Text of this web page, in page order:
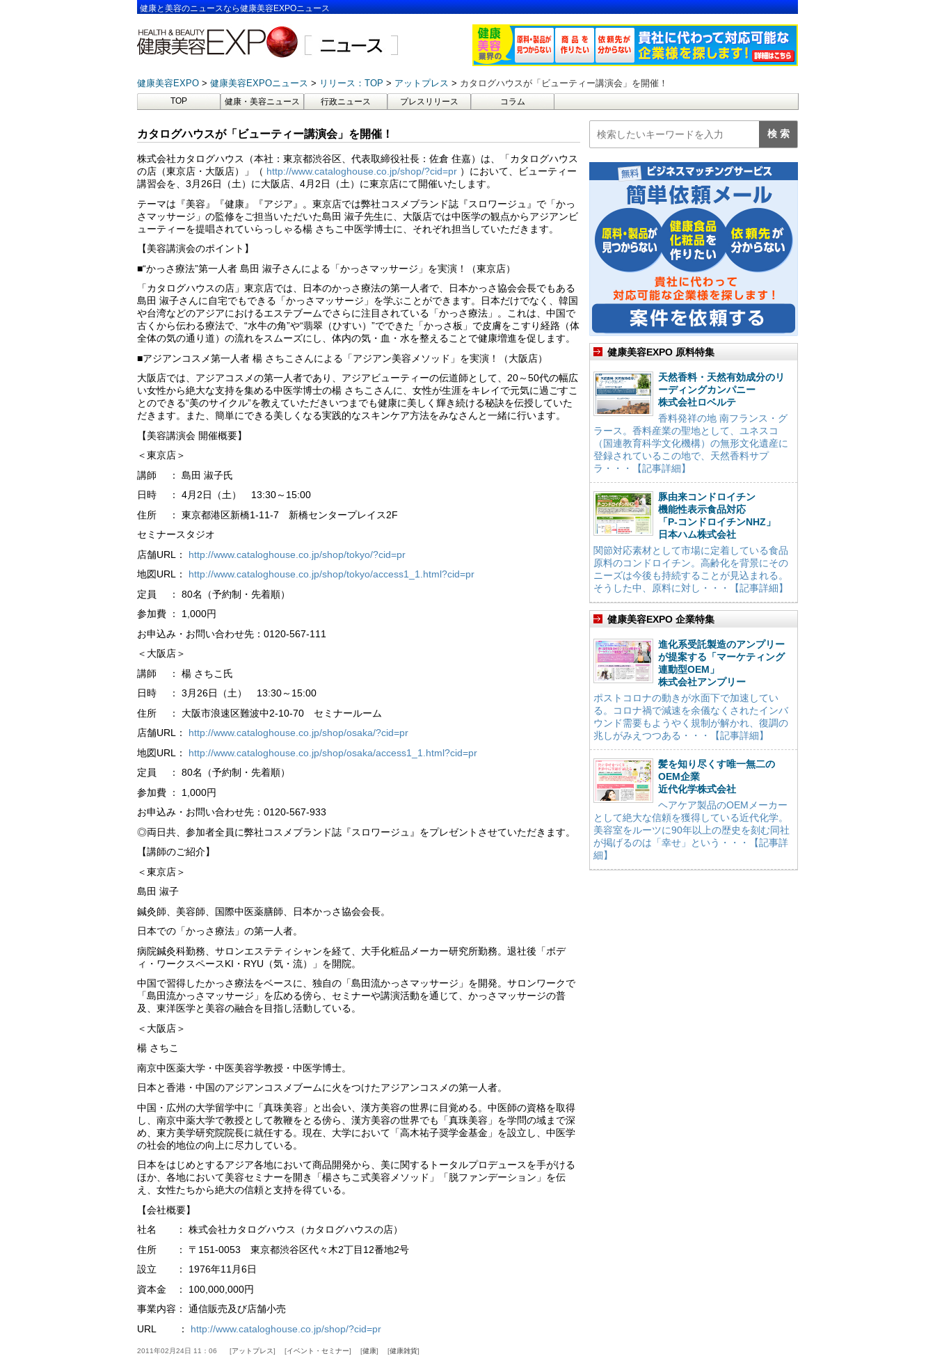
健康と美容のニュースなら健康美容EXPOニュース
健康美容EXPO 健康美容EXPOニュース リリース：TOP アットプレス カタログハウスが「ビューティー講演会」を開催！
TOP 健康・美容ニュース 行政ニュース プレスリリース コラム
カタログハウスが「ビューティー講演会」を開催！
株式会社カタログハウス（本社：東京都渋谷区、代表取締役社長：佐倉 住嘉）は、「カタログハウス
の店（東京店・大阪店）」（ http://www.cataloghouse.co.jp/shop/?cid=pr ）において、ビューティー
講習会を、3月26日（土）に大阪店、4月2日（土）に東京店にて開催いたします。
テーマは『美容』『健康』『アジア』。東京店では弊社コスメブランド誌『スロワージュ』で「かっ
さマッサージ」の監修をご担当いただいた島田 淑子先生に、大阪店では中医学の観点からアジアンビ
ューティーを提唱されていらっしゃる楊 さちこ中医学博士に、それぞれ担当していただきます。
【美容講演会のポイント】
■“かっさ療法”第一人者 島田 淑子さんによる「かっさマッサージ」を実演！（東京店）
「カタログハウスの店」東京店では、日本のかっさ療法の第一人者で、日本かっさ協会会長でもある
島田 淑子さんに自宅でもできる「かっさマッサージ」を学ぶことができます。日本だけでなく、韓国
や台湾などのアジアにおけるエステブームでさらに注目されている「かっさ療法」。これは、中国で
古くから伝わる療法で、“水牛の角”や“翡翠（ひすい）”でできた「かっさ板」で皮膚をこすり経路（体
全体の気の通り道）の流れをスムーズにし、体内の気・血・水を整えることで健康増進を促します。
■アジアンコスメ第一人者 楊 さちこさんによる「アジアン美容メソッド」を実演！（大阪店）
大阪店では、アジアコスメの第一人者であり、アジアビューティーの伝道師として、20～50代の幅広
い女性から絶大な支持を集める中医学博士の楊 さちこさんに、女性が生涯をキレイで元気に過ごすこ
とのできる“美のサイクル”を教えていただきいつまでも健康に美しく輝き続ける秘訣を伝授していた
だきます。また、簡単にできる美しくなる実践的なスキンケア方法をみなさんと一緒に行います。
【美容講演会 開催概要】
＜東京店＞
講師 ： 島田 淑子氏
日時 ： 4月2日（土） 13:30～15:00
住所 ： 東京都港区新橋1-11-7 新橋センタープレイス2F
セミナースタジオ
店舗URL： http://www.cataloghouse.co.jp/shop/tokyo/?cid=pr
地図URL： http://www.cataloghouse.co.jp/shop/tokyo/access1_1.html?cid=pr
定員 ： 80名（予約制・先着順）
参加費 ： 1,000円
お申込み・お問い合わせ先：0120-567-111
＜大阪店＞
講師 ： 楊 さちこ氏
日時 ： 3月26日（土） 13:30～15:00
住所 ： 大阪市浪速区難波中2-10-70 セミナールーム
店舗URL： http://www.cataloghouse.co.jp/shop/osaka/?cid=pr
地図URL： http://www.cataloghouse.co.jp/shop/osaka/access1_1.html?cid=pr
定員 ： 80名（予約制・先着順）
参加費 ： 1,000円
お申込み・お問い合わせ先：0120-567-933
◎両日共、参加者全員に弊社コスメブランド誌『スロワージュ』をプレゼントさせていただきます。
【講師のご紹介】
＜東京店＞
島田 淑子
鍼灸師、美容師、国際中医薬膳師、日本かっさ協会会長。
日本での「かっさ療法」の第一人者。
病院鍼灸科勤務、サロンエステティシャンを経て、大手化粧品メーカー研究所勤務。退社後「ボデ
ィ・ワークスペースKI・RYU（気・流）」を開院。
中国で習得したかっさ療法をベースに、独自の「島田流かっさマッサージ」を開発。サロンワークで
「島田流かっさマッサージ」を広める傍ら、セミナーや講演活動を通じて、かっさマッサージの普
及、東洋医学と美容の融合を目指し活動している。
＜大阪店＞
楊 さちこ
南京中医薬大学・中医美容学教授・中医学博士。
日本と香港・中国のアジアンコスメブームに火をつけたアジアンコスメの第一人者。
中国・広州の大学留学中に「真珠美容」と出会い、漢方美容の世界に目覚める。中医師の資格を取得
し、南京中薬大学で教授として教鞭をとる傍ら、漢方美容の世界でも「真珠美容」を学問の域まで深
め、東方美学研究院院長に就任する。現在、大学において「高木祐子奨学金基金」を設立し、中医学
の社会的地位の向上に尽力している。
日本をはじめとするアジア各地において商品開発から、美に関するトータルプロデュースを手がける
ほか、各地において美容セミナーを開き「楊さちこ式美容メソッド」「脱ファンデーション」を伝
え、女性たちから絶大の信頼と支持を得ている。
【会社概要】
社名 ： 株式会社カタログハウス（カタログハウスの店）
住所 ： 〒151-0053 東京都渋谷区代々木2丁目12番地2号
設立 ： 1976年11月6日
資本金 ： 100,000,000円
事業内容： 通信販売及び店舗小売
URL ： http://www.cataloghouse.co.jp/shop/?cid=pr
2011年02月24日 11：06 アットプレス イベント・セミナー 健康 健康雑貨
健康美容EXPO 原料特集
天然香料・天然有効成分のリ
ーディングカンパニー
株式会社ロベルテ
香料発祥の地 南フランス・グ
ラース。香料産業の聖地として、ユネスコ
（国連教育科学文化機構）の無形文化遺産に
登録されているこの地で、天然香料サプ
ラ・・・【記事詳細】
豚由来コンドロイチン
機能性表示食品対応
「P-コンドロイチンNHZ」
日本ハム株式会社
関節対応素材として市場に定着している食品
原料のコンドロイチン。高齢化を背景にその
ニーズは今後も持続することが見込まれる。
そうした中、原料に対し・・・【記事詳細】
健康美容EXPO 企業特集
進化系受託製造のアンプリー
が提案する「マーケティング
連動型OEM」
株式会社アンプリー
ポストコロナの動きが水面下で加速してい
る。コロナ禍で減速を余儀なくされたインバ
ウンド需要もようやく規制が解かれ、復調の
兆しがみえつつある・・・【記事詳細】
髪を知り尽くす唯一無二の
OEM企業
近代化学株式会社
ヘアケア製品のOEMメーカー
として絶大な信頼を獲得している近代化学。
美容室をルーツに90年以上の歴史を刻む同社
が掲げるのは「幸せ」という・・・【記事詳
細】